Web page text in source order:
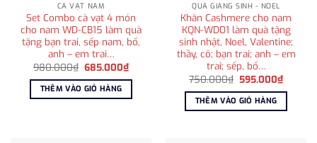
CÀ VẠT NAM
Set Combo cà vạt 4 món
cho nam WD-CB15 làm quà
tặng bạn trai, sếp nam, bố,
anh – em trai…
980.000₫ Giá
là:
980.000₫.
685.000₫Giá
hiện
tại
685.000₫.
THÊM VÀO GIỎ HÀNG
QUÀ GIÁNG SINH - NOEL
Khăn Cashmere cho nam
KQN-WD01 làm quà tặng
sinh nhật, Noel, Valentine;
thầy, cô; bạn trai; anh – em
trai; sếp, bố…
750.000₫ Giá
là:
750.000₫.
595.000₫Giá
hiện
tại
THÊM VÀO GIỎ HÀNG